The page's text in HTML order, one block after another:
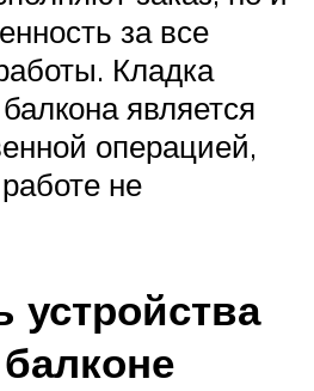
за все
Кладка
является
операцией,
не
устройства